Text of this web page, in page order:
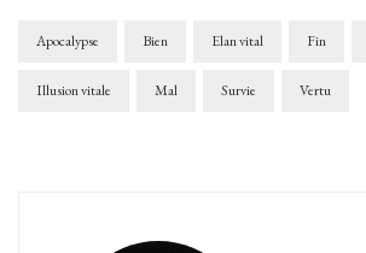
Apocalypse Bien Elan vital Fin
Illusion vitale Mal Survie Vertu